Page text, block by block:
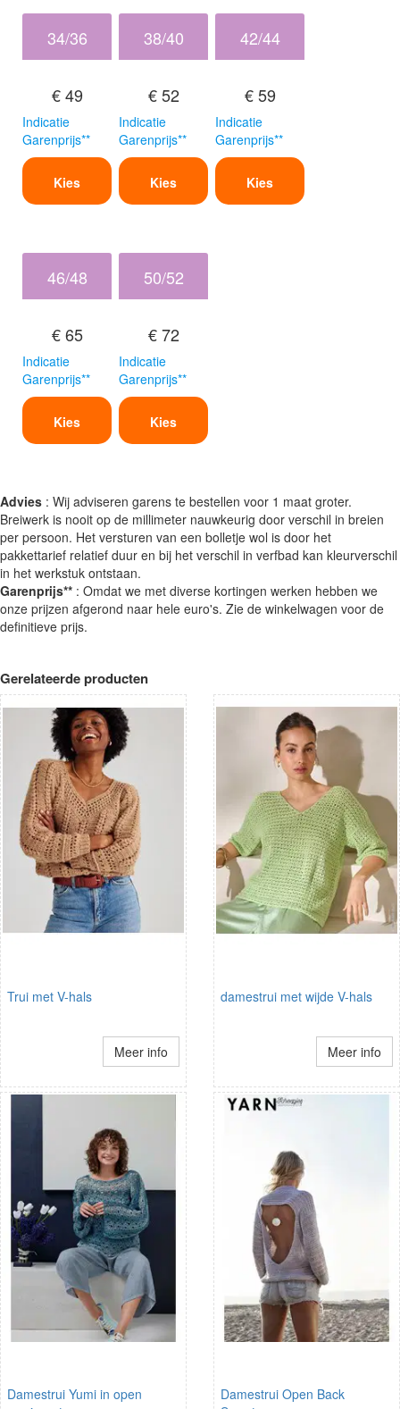
34/36
€ 49
Indicatie
Garenprijs**
Kies
38/40
€ 52
Indicatie
Garenprijs**
Kies
42/44
€ 59
Indicatie
Garenprijs**
Kies
46/48
€ 65
Indicatie
Garenprijs**
Kies
50/52
€ 72
Indicatie
Garenprijs**
Kies
Advies : Wij adviseren garens te bestellen voor 1 maat groter.
Breiwerk is nooit op de millimeter nauwkeurig door verschil in breien
per persoon. Het versturen van een bolletje wol is door het
pakkettarief relatief duur en bij het verschil in verfbad kan kleurverschil
in het werkstuk ontstaan.
Garenprijs** : Omdat we met diverse kortingen werken hebben we
onze prijzen afgerond naar hele euro's. Zie de winkelwagen voor de
definitieve prijs.
Gerelateerde producten
Trui met V-hals
Meer info
damestrui met wijde V-hals
Meer info
Damestrui Yumi in open
Damestrui Open Back